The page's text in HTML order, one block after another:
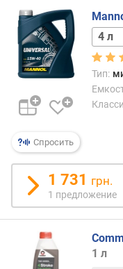
Спросить
1 л 5 л
Тип:
1 731 грн.
1 предложение
1 л